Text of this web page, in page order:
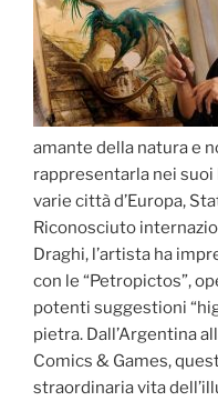
amante della natura e
rappresentarla nei
varie città d’Europa,
Riconosciuto
Draghi, l’artista ha
con le “Petropictos”,
potenti suggestioni
pietra. Dall’Argentina
Comics & Games,
straordinaria vita